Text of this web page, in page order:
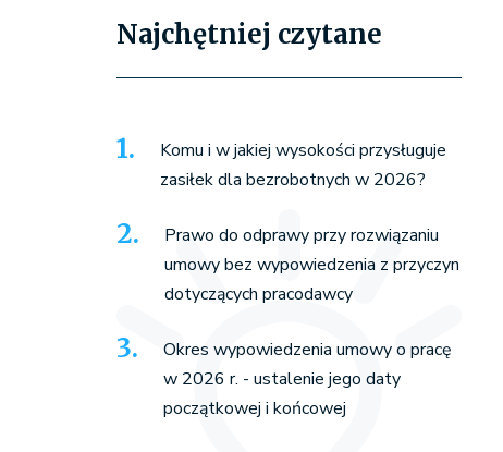
Najchętniej czytane
Komu i w jakiej wysokości przysługuje
zasiłek dla bezrobotnych w 2026?
Prawo do odprawy przy rozwiązaniu
umowy bez wypowiedzenia z przyczyn
dotyczących pracodawcy
Okres wypowiedzenia umowy o pracę
w 2026 r. - ustalenie jego daty
początkowej i końcowej